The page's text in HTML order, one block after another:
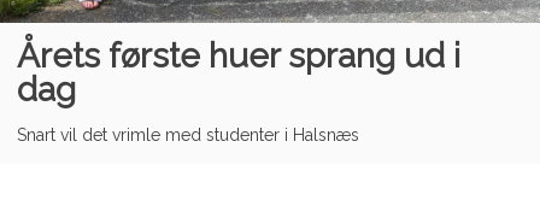
Årets første huer sprang ud i
dag
Snart vil det vrimle med studenter i Halsnæs